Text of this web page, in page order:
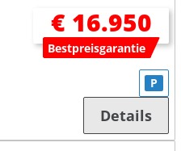
€ 16.950
Bestpreisgarantie
P
Details